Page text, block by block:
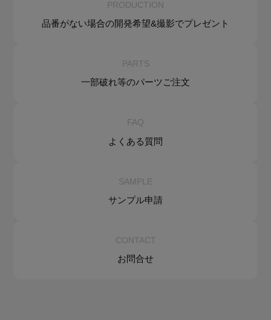
PRODUCTION
品番がない場合の開発希望&撮影でプレゼント
PARTS
一部破れ等のパーツご注文
FAQ
よくある質問
SAMPLE
サンプル申請
CONTACT
お問合せ